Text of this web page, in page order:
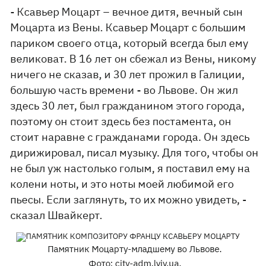
- Ксавьер Моцарт – вечное дитя, вечный сын
Моцарта из Вены. Ксавьер Моцарт с большим
париком своего отца, который всегда был ему
великоват. В 16 лет он сбежал из Вены, никому
ничего не сказав, и 30 лет прожил в Галиции,
большую часть времени - во Львове. Он жил
здесь 30 лет, был гражданином этого города,
поэтому он стоит здесь без постамента, он
стоит наравне с гражданами города. Он здесь
дирижировал, писал музыку. Для того, чтобы он
не был уж настолько голым, я поставил ему на
колени ноты, и это ноты моей любимой его
пьесы. Если заглянуть, то их можно увидеть, -
сказал Швайкерт.
Памятник Моцарту-младшему во Львове.
Фото: city-adm.lviv.ua.